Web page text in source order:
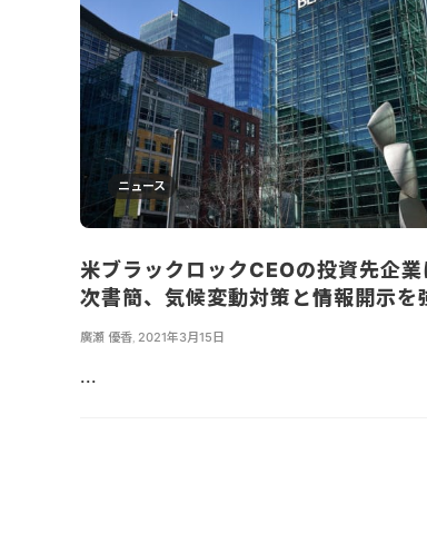
ニュース
米ブラックロックCEOの投資先企
次書簡、気候変動対策と情報開示を
廣瀬 優香 2021年3月15日
...